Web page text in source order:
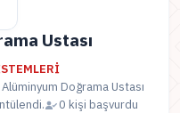
Ustası
Alüminyum Doğrama Ustası
0 kişi başvurdu